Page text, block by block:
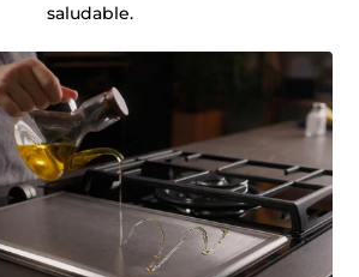
saludable.